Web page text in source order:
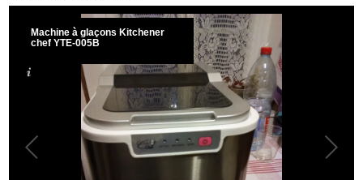
Machine à glaçons Kitchener
chef YTE-005B